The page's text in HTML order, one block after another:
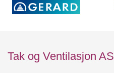
Tak og Ventilasjon AS